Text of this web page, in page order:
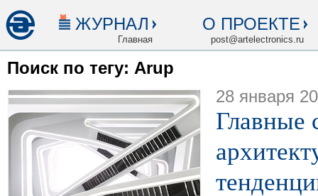
ЖУРНАЛ
Главная
О ПРОЕКТЕ
post@artelectronics.ru
Поиск по тегу: Arup
28 января
Главные